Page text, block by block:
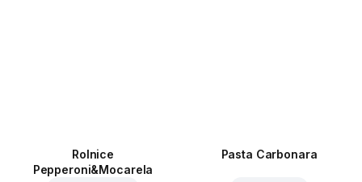
Rolnice
Pepperoni&Mocarela
Pasta Carbonara